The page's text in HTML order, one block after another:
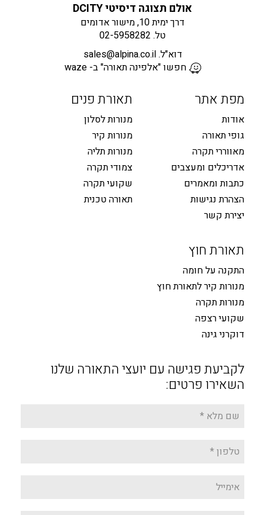
אולם תצוגה דיסיטי DCITY
דרך ימית 10, מישור אדומים
טל. 02-5958282
דוא"ל.sales@alpina.co.il
חפשו "אלפינה תאורה" ב- waze
מפת אתר
אודות
גופי תאורה
מאווררי תקרה
אדריכלים ומעצבים
כתבות ומאמרים
הצהרת נגישות
יצירת קשר
תאורת פנים
מנורות לסלון
מנורות קיר
מנורות תליה
צמודי תקרה
שקועי תקרה
תאורה טכנית
תאורת חוץ
התקנה על חומה
מנורות קיר לתאורת חוץ
מנורות תקרה
שקועי רצפה
דוקרני גינה
לקביעת פגישה עם יועצי התאורה שלנו
השאירו פרטים: